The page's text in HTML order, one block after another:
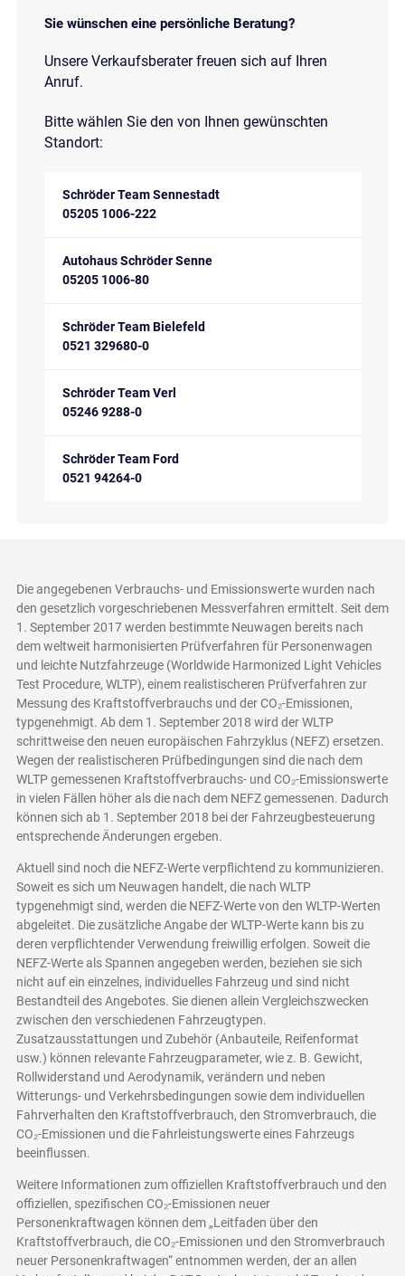
Sie wünschen eine persönliche Beratung?
Unsere Verkaufsberater freuen sich auf Ihren
Anruf.
Bitte wählen Sie den von Ihnen gewünschten
Standort:
Schröder Team Sennestadt
05205 1006-222
Autohaus Schröder Senne
05205 1006-80
Schröder Team Bielefeld
0521 329680-0
Schröder Team Verl
05246 9288-0
Schröder Team Ford
0521 94264-0
Die angegebenen Verbrauchs- und Emissionswerte wurden nach
den gesetzlich vorgeschriebenen Messverfahren ermittelt. Seit dem
1. September 2017 werden bestimmte Neuwagen bereits nach
dem weltweit harmonisierten Prüfverfahren für Personenwagen
und leichte Nutzfahrzeuge (Worldwide Harmonized Light Vehicles
Test Procedure, WLTP), einem realistischeren Prüfverfahren zur
Messung des Kraftstoffverbrauchs und der CO₂-Emissionen,
typgenehmigt. Ab dem 1. September 2018 wird der WLTP
schrittweise den neuen europäischen Fahrzyklus (NEFZ) ersetzen.
Wegen der realistischeren Prüfbedingungen sind die nach dem
WLTP gemessenen Kraftstoffverbrauchs- und CO₂-Emissionswerte
in vielen Fällen höher als die nach dem NEFZ gemessenen. Dadurch
können sich ab 1. September 2018 bei der Fahrzeugbesteuerung
entsprechende Änderungen ergeben.
Aktuell sind noch die NEFZ-Werte verpflichtend zu kommunizieren.
Soweit es sich um Neuwagen handelt, die nach WLTP
typgenehmigt sind, werden die NEFZ-Werte von den WLTP-Werten
abgeleitet. Die zusätzliche Angabe der WLTP-Werte kann bis zu
deren verpflichtender Verwendung freiwillig erfolgen. Soweit die
NEFZ-Werte als Spannen angegeben werden, beziehen sie sich
nicht auf ein einzelnes, individuelles Fahrzeug und sind nicht
Bestandteil des Angebotes. Sie dienen allein Vergleichszwecken
zwischen den verschiedenen Fahrzeugtypen.
Zusatzausstattungen und Zubehör (Anbauteile, Reifenformat
usw.) können relevante Fahrzeugparameter, wie z. B. Gewicht,
Rollwiderstand und Aerodynamik, verändern und neben
Witterungs- und Verkehrsbedingungen sowie dem individuellen
Fahrverhalten den Kraftstoffverbrauch, den Stromverbrauch, die
CO₂-Emissionen und die Fahrleistungswerte eines Fahrzeugs
beeinflussen.
Weitere Informationen zum offiziellen Kraftstoffverbrauch und den
offiziellen, spezifischen CO₂-Emissionen neuer
Personenkraftwagen können dem „Leitfaden über den
Kraftstoffverbrauch, die CO₂-Emissionen und den Stromverbrauch
neuer Personenkraftwagen“ entnommen werden, der an allen